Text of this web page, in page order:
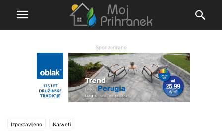
Sponzorirano
Izpostavljeno Nasveti